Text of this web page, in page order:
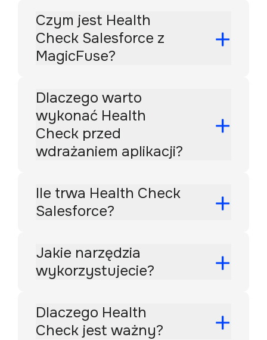
Czym jest Health
Check Salesforce z
MagicFuse?
Dlaczego warto
wykonać Health
Check przed
wdrażaniem aplikacji?
Ile trwa Health Check
Salesforce?
Jakie narzędzia
wykorzystujecie?
Dlaczego Health
Check jest ważny?